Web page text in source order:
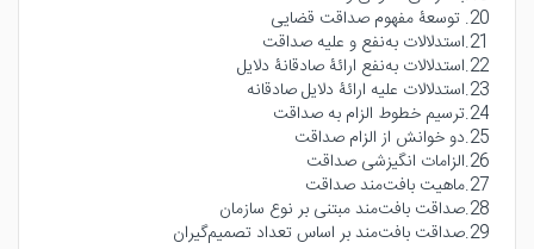
20. توسعۀ مفهوم صداقت قضایی
21.استدلالات به‌نفع و علیه صداقت
22.استدلالات به‌نفع ارائۀ صادقانۀ دلایل
23.استدلالات علیه ارائۀ دلایل صادقانه
24.ترسیم خطوط الزام به صداقت
25.دو خوانش از الزام صداقت
26.الزامات انگیزشی صداقت
27.ماهیت بافت‌مند صداقت
28.صداقت بافت‌مند مبتنی بر نوع سازمان
29.صداقت بافت‌مند بر اساس تعداد تصمیم‌گیران